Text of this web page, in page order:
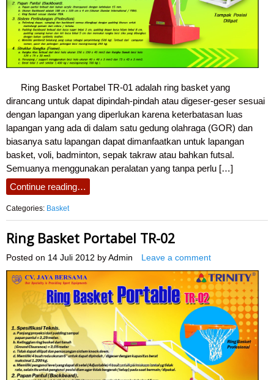
Ring Basket Portabel TR-01 adalah ring basket yang
dirancang untuk dapat dipindah-pindah atau digeser-geser sesuai
dengan lapangan yang diperlukan karena keterbatasan luas
lapangan yang ada di dalam satu gedung olahraga (GOR) dan
biasanya satu lapangan dapat dimanfaatkan untuk lapangan
basket, voli, badminton, sepak takraw atau bahkan futsal.
Semuanya menggunakan peralatan yang tanpa perlu […]
Continue reading…
Categories: Basket
Ring Basket Portabel TR-02
Posted on 14 Juli 2012 by Admin Leave a comment